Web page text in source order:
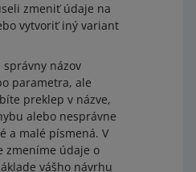
zmeniť údaje na
vytvoriť iný variant
názov
parametra, ale
preklep v názve,
alebo nesprávne
a malé písmená. V
zmeníme údaje o
vášho návrhu